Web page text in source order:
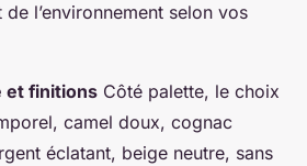
l’environnement selon vos
et finitions Côté palette, le choix
camel doux, cognac
éclatant, beige neutre, sans